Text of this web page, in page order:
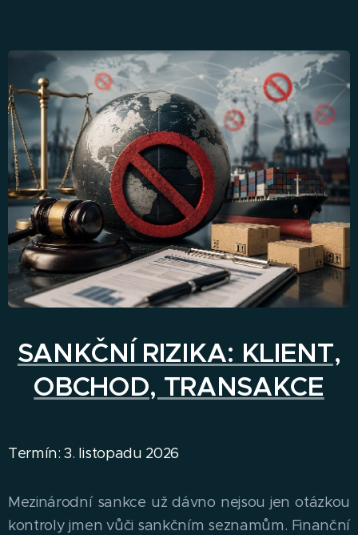
SANKČNÍ RIZIKA: KLIENT,
OBCHOD, TRANSAKCE
Termín: 3. listopadu 2026
Mezinárodní sankce už dávno nejsou jen otázkou
kontroly jmen vůči sankčním seznamům. Finanční